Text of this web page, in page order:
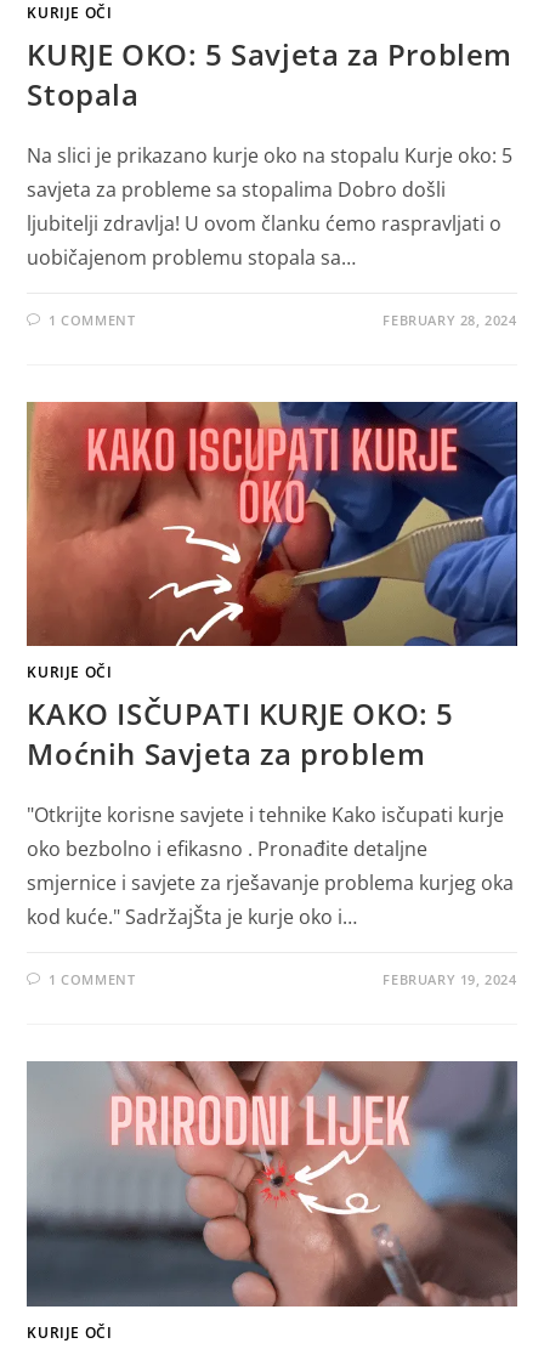
KURIJE OČI
KURJE OKO: 5 Savjeta za Problem
Stopala
Na slici je prikazano kurje oko na stopalu Kurje oko: 5
savjeta za probleme sa stopalima Dobro došli
ljubitelji zdravlja! U ovom članku ćemo raspravljati o
uobičajenom problemu stopala sa…
1 COMMENT FEBRUARY 28, 2024
KURIJE OČI
KAKO ISČUPATI KURJE OKO: 5
Moćnih Savjeta za problem
"Otkrijte korisne savjete i tehnike Kako isčupati kurje
oko bezbolno i efikasno . Pronađite detaljne
smjernice i savjete za rješavanje problema kurjeg oka
kod kuće." SadržajŠta je kurje oko i…
1 COMMENT FEBRUARY 19, 2024
KURIJE OČI